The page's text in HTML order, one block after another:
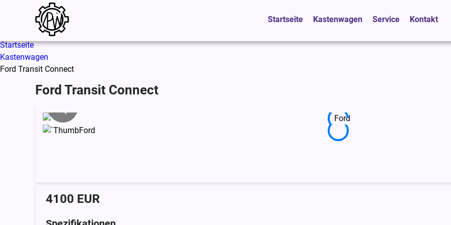
Startseite Kastenwagen Service Kontakt
Startseite
Kastenwagen
Ford Transit Connect
Ford Transit Connect
4100 EUR